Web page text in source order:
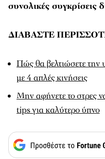
συνολικές συγκρίσεις
ΔΙΑΒΑΣΤΕ
Πώς θα βελτιώσετε την
με 4 απλές κινήσεις
Μην αφήνετε το στρες
tips για καλύτερο ύπνο